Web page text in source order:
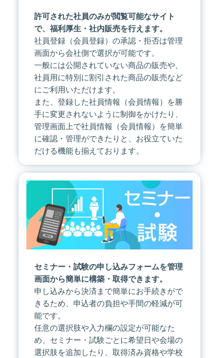
許可された社員のみが閲覧可能なサイト
で、福利厚生・社内販売を行えます。
社員登録（会員登録）の承認・拒否は管理
画面から会社側で選択が可能です。
一般には公開されていない商品の販売や、
社員用に特別に割引された商品の販売など
にご利用いただけます。
また、登録した社員情報（会員情報）を勝
手に変更されないように制御をかけたり、
管理画面上で社員情報（会員情報）を簡単
に確認・管理ができたりと、お役立ていた
だける機能も揃えております。
セミナー・試験の申し込みフォームを管理
画面から簡単に構築・取得できます。
申し込みから決済まで簡単にお手続きがで
きるため、申込者の負担や手間の軽減が可
能です。
任意の選択肢や入力欄の設定が可能なた
め、セミナー・試験ごとに希望日や会場の
選択肢を追加したり、取得済み資格や学校